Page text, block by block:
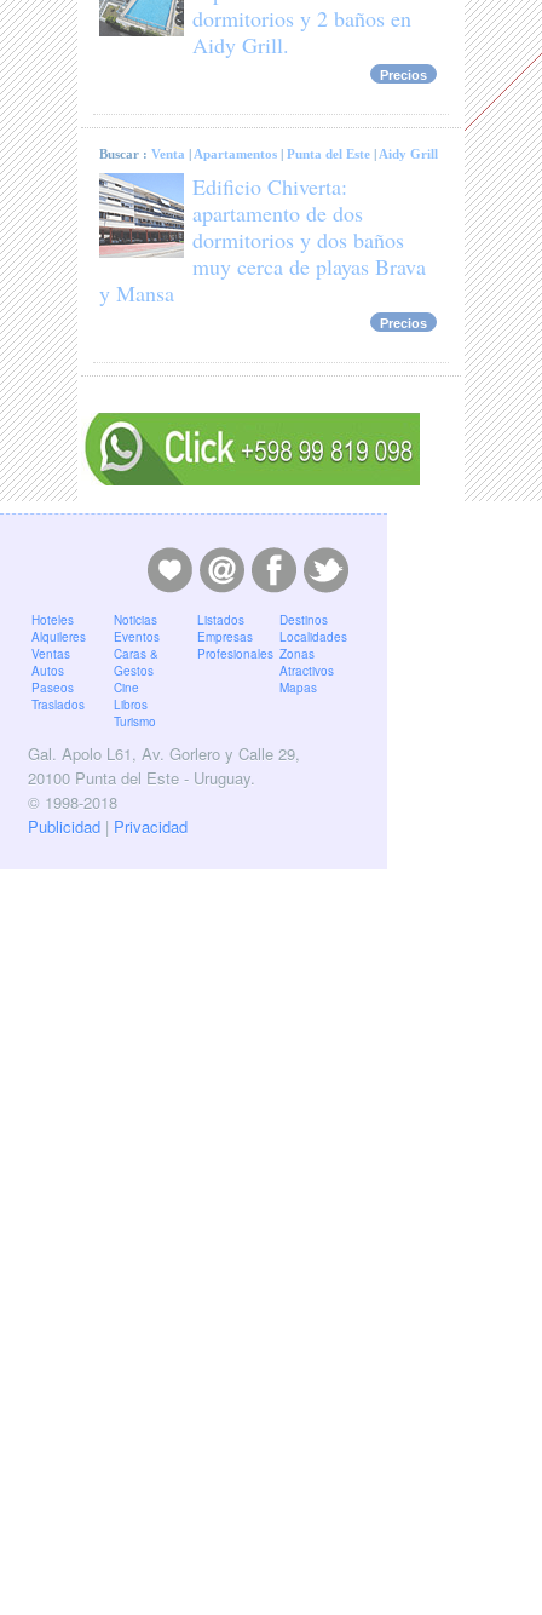
dormitorios y 2 baños en
Aidy Grill.
Precios
Buscar :Venta | Apartamentos |Punta del Este | Aidy Grill
Edificio Chiverta:
apartamento de dos
dormitorios y dos baños
muy cerca de playas Brava
y Mansa
Precios
Hoteles
Alquileres
Ventas
Autos
Paseos
Traslados
Noticias
Eventos
Caras &
Gestos
Cine
Libros
Turismo
Listados
Empresas
Profesionales
Destinos
Localidades
Zonas
Atractivos
Mapas
Gal. Apolo L61, Av. Gorlero y Calle 29,
20100 Punta del Este - Uruguay.
© 1998-2018
Publicidad| Privacidad